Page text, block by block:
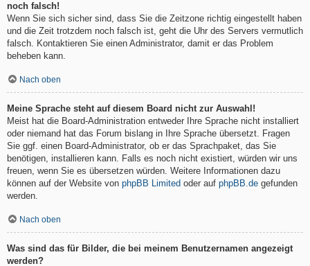
noch falsch!
Wenn Sie sich sicher sind, dass Sie die Zeitzone richtig eingestellt haben
und die Zeit trotzdem noch falsch ist, geht die Uhr des Servers vermutlich
falsch. Kontaktieren Sie einen Administrator, damit er das Problem
beheben kann.
Nach oben
Meine Sprache steht auf diesem Board nicht zur Auswahl!
Meist hat die Board-Administration entweder Ihre Sprache nicht installiert
oder niemand hat das Forum bislang in Ihre Sprache übersetzt. Fragen
Sie ggf. einen Board-Administrator, ob er das Sprachpaket, das Sie
benötigen, installieren kann. Falls es noch nicht existiert, würden wir uns
freuen, wenn Sie es übersetzen würden. Weitere Informationen dazu
können auf der Website von phpBB Limited oder auf phpBB.de gefunden
werden.
Nach oben
Was sind das für Bilder, die bei meinem Benutzernamen angezeigt
werden?